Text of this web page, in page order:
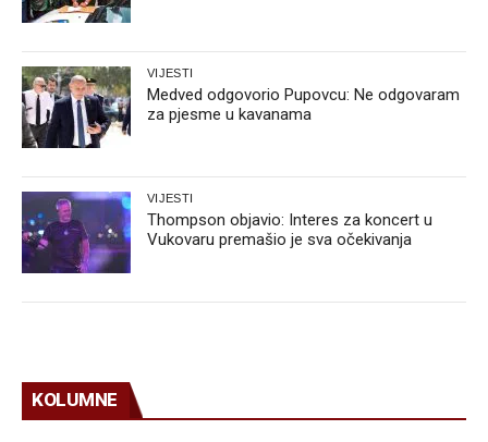
VIJESTI
Medved odgovorio Pupovcu: Ne odgovaram
za pjesme u kavanama
VIJESTI
Thompson objavio: Interes za koncert u
Vukovaru premašio je sva očekivanja
KOLUMNE